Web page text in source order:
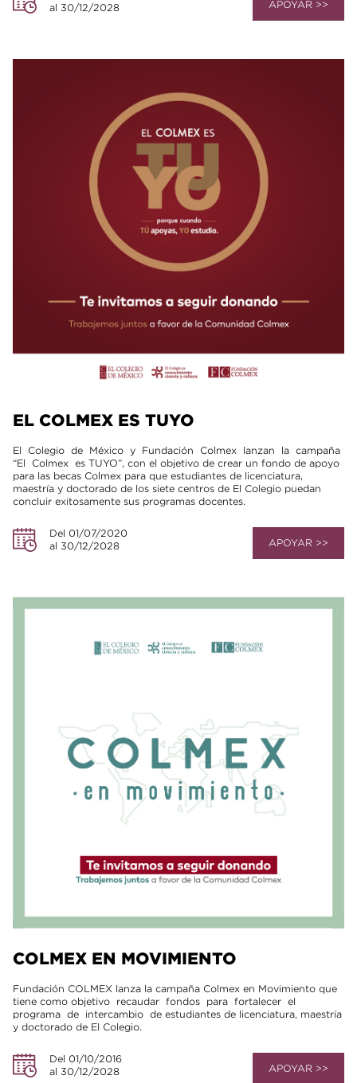
al 30/12/2028
APOYAR >>
EL COLMEX ES TUYO
El Colegio de México y Fundación Colmex lanzan la campaña
“El Colmex es TUYO”, con el objetivo de crear un fondo de apoyo
para las becas Colmex para que estudiantes de licenciatura,
maestría y doctorado de los siete centros de El Colegio puedan
concluir exitosamente sus programas docentes.
Del 01/07/2020
al 30/12/2028
APOYAR >>
COLMEX EN MOVIMIENTO
Fundación COLMEX lanza la campaña Colmex en Movimiento que
tiene como objetivo recaudar fondos para fortalecer el
programa de intercambio de estudiantes de licenciatura, maestría
y doctorado de El Colegio.
Del 01/10/2016
al 30/12/2028
APOYAR >>